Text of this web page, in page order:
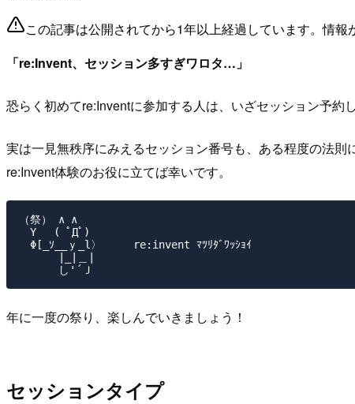
この記事は公開されてから1年以上経過しています。情報
「re:Invent、セッション多すぎワロタ…」
恐らく初めてre:Inventに参加する人は、いざセッション予約
実は一見無秩序にみえるセッション番号も、ある程度の法
re:Invent体験のお役に立てば幸いです。
（祭） ∧ ∧
Y　 ( ﾟДﾟ)
Φ[_ｿ__ｙ_l〉     re:invent ﾏﾂﾘﾀﾞﾜｯｼｮｲ
年に一度の祭り、楽しんでいきましょう！
セッションタイプ